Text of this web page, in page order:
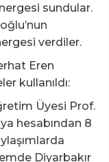
sundular.
verdiler.
Eren
kullanıldı:
Üyesi Prof.
hesabından 8
Diyarbakır